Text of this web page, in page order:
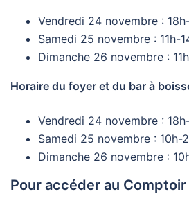
Vendredi 24 novembre :
Samedi 25 novembre : 11h-
Dimanche 26 novembre :
Horaire du foyer et du bar à
Vendredi 24 novembre :
Samedi 25 novembre : 10h-
Dimanche 26 novembre :
Pour accéder au Comptoir